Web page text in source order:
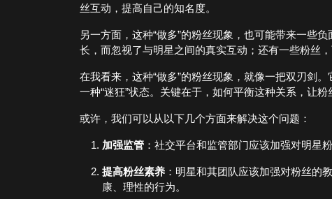
丝互动，提高自己的知名度。
另一方面，这种“做多”的粉丝现象，也可能带来一些
长，而忽视了与明星之间的真实互动；还有一些粉丝
在我看来，这种“做多”的粉丝现象，就像一把双刃剑
一种“迷狂”状态。关键在于，如何平衡这种关系，让
或许，我们可以从以下几个方面来解决这个问题：
加强监管 ：社交平台和监管部门应该加强对明星
提高粉丝素养 ：明星和其团队应该加强对粉丝的
康、理性的行为。